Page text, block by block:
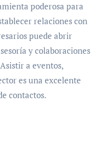
poderosa para
relaciones con
puede abrir
y colaboraciones
a eventos,
es una excelente
contactos.